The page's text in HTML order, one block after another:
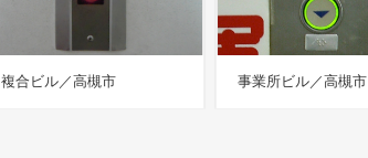
複合ビル／高槻市 事業所ビル／高槻市